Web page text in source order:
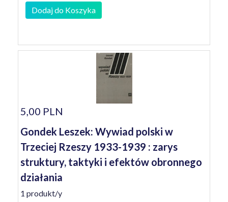
Dodaj do Koszyka
5,00 PLN
Gondek Leszek: Wywiad polski w
Trzeciej Rzeszy 1933-1939 : zarys
struktury, taktyki i efektów obronnego
działania
1 produkt/y